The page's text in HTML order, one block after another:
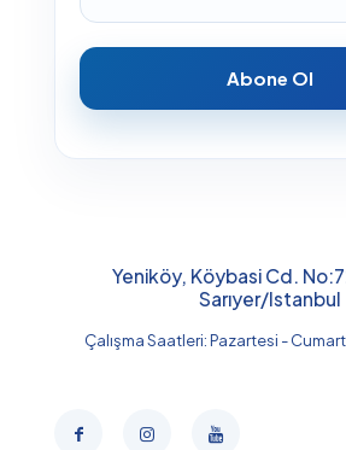
Abone Ol
Yeniköy, Köybasi Cd.
Sarıyer/Istanbul
Çalışma Saatleri: Pazartesi -